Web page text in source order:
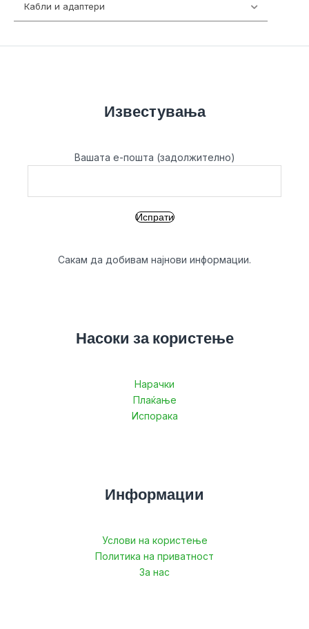
Кабли и адаптери
Известувања
Вашата е-пошта (задолжително)
Сакам да добивам најнови информации.
Насоки за користење
Нарачки
Плаќање
Испорака
Информации
Услови на користење
Политика на приватност
За нас